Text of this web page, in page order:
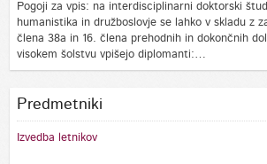
Pogoji za vpis: na interdisciplinarni doktorski
humanistika in družboslovje se lahko v skladu z
člena 38a in 16. člena prehodnih in dokončnih
visokem šolstvu vpišejo diplomanti:…
Predmetniki
Izvedba letnikov